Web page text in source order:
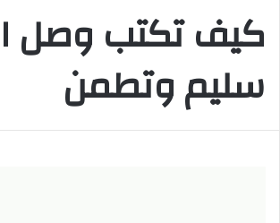
كيف تكتب وصل
سليم وتطمن